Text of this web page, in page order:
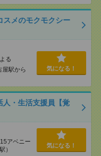
スメのモクモクシー
る
屋駅から
気になる！
人・生活支援員【覚
アベニー
）
気になる！